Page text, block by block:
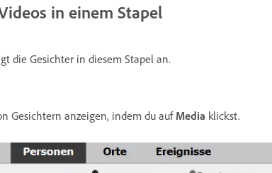
in einem Stapel
die Gesichter in diesem Stapel an.
Gesichtern anzeigen, indem du auf Media klickst.